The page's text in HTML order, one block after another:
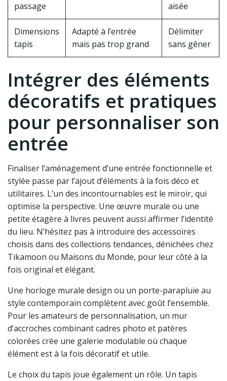
passage
aisée
Dimensions
tapis
Adapté à l’entrée
mais pas trop grand
Délimiter
sans gêner
Intégrer des éléments
décoratifs et pratiques
pour personnaliser son
entrée
Finaliser l’aménagement d’une entrée fonctionnelle et
stylée passe par l’ajout d’éléments à la fois déco et
utilitaires. L’un des incontournables est le miroir, qui
optimise la perspective. Une œuvre murale ou une
petite étagère à livres peuvent aussi affirmer l’identité
du lieu. N’hésitez pas à introduire des accessoires
choisis dans des collections tendances, dénichées chez
Tikamoon ou Maisons du Monde, pour leur côté à la
fois original et élégant.
Une horloge murale design ou un porte-parapluie au
style contemporain complètent avec goût l’ensemble.
Pour les amateurs de personnalisation, un mur
d’accroches combinant cadres photo et patères
colorées crée une galerie modulable où chaque
élément est à la fois décoratif et utile.
Le choix du tapis joue également un rôle. Un tapis